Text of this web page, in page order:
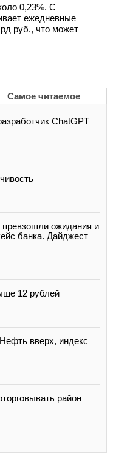
0,23%. С
ежедневные
руб., что может
Самое читаемое
ChatGPT
ожидания и
банка. Дайджест
12 рублей
вверх, индекс
район